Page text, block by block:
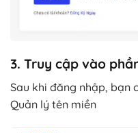
3. Truy cập vào
Sau khi đăng nhập, bạn
Quản lý tên miền